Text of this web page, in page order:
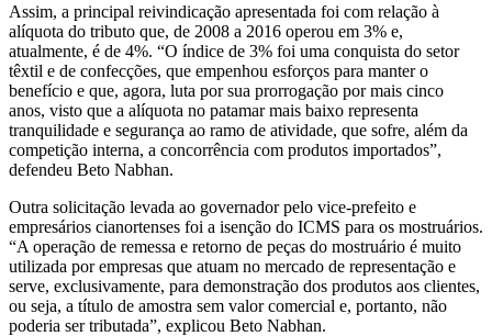
Assim, a principal reivindicação apresentada foi com relação à
alíquota do tributo que, de 2008 a 2016 operou em 3% e,
atualmente, é de 4%. “O índice de 3% foi uma conquista do setor
têxtil e de confecções, que empenhou esforços para manter o
benefício e que, agora, luta por sua prorrogação por mais cinco
anos, visto que a alíquota no patamar mais baixo representa
tranquilidade e segurança ao ramo de atividade, que sofre, além da
competição interna, a concorrência com produtos importados”,
defendeu Beto Nabhan.
Outra solicitação levada ao governador pelo vice-prefeito e
empresários cianortenses foi a isenção do ICMS para os mostruários.
“A operação de remessa e retorno de peças do mostruário é muito
utilizada por empresas que atuam no mercado de representação e
serve, exclusivamente, para demonstração dos produtos aos clientes,
ou seja, a título de amostra sem valor comercial e, portanto, não
poderia ser tributada”, explicou Beto Nabhan.